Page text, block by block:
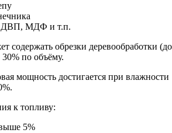
ДВП, МДФ и т.п.
содержать обрезки деревообработки (до
по объёму.
мощность достигается при влажности
к топливу:
5%